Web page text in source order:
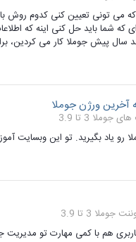
که می تونی تعیین کنی کدوم
شما باید حل کنی اینه که
چند سال پیش جوملا کار می
جوملا 3 تا 3.9
یاد بگیرید. تو این وبسایت
جوملا 3 تا 3.9
هم با کمی مهارت تو مدیریت